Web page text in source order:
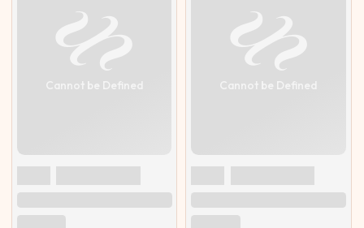
Cannot be Defined Cannot be Defined